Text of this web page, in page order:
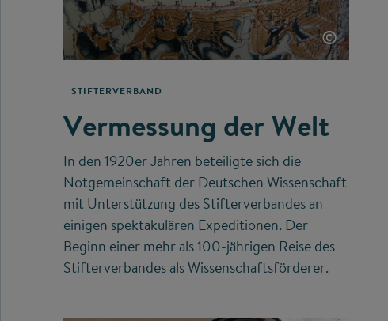
©
STIFTERVERBAND
Vermessung der Welt
In den 1920er Jahren beteiligte sich die
Notgemeinschaft der Deutschen Wissenschaft
mit Unterstützung des Stifterverbandes an
einigen spektakulären Expeditionen. Der
Beginn einer mehr als 100-jährigen Reise des
Stifterverbandes als Wissenschaftsförderer.